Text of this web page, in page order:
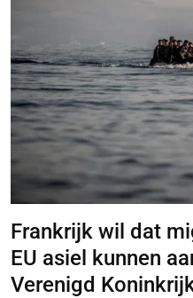
Frankrijk wil dat
EU asiel kunnen
Verenigd